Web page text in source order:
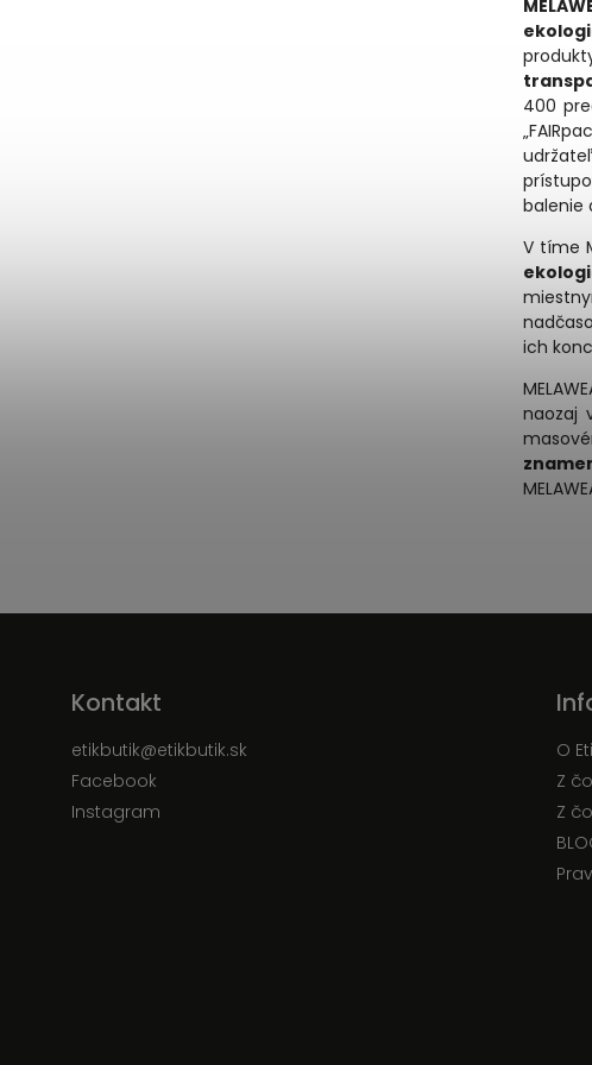
400
balenie
V tíme
ich
naozaj
Kontakt
etikbutik@etikbutik.sk
Facebook
Instagram
O
Z
Z